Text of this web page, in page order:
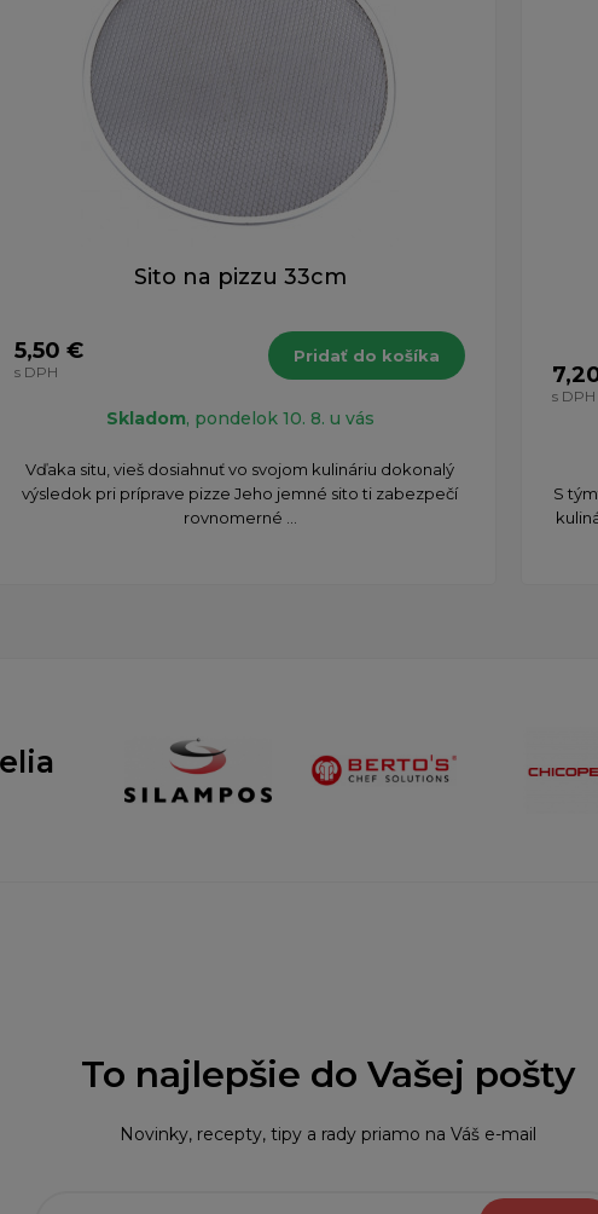
Sito na pizzu 33cm
5,50 €
s DPH
Pridať do košíka
Skladom, pondelok 10. 8. u vás
​Vďaka situ, vieš dosiahnuť vo svojom kulináriu dokonalý
výsledok pri príprave pizze Jeho jemné sito ti zabezpečí
rovnomerné ...
s DPH
​S
To najlepšie do Vašej pošty
Novinky, recepty, tipy a rady priamo na Váš e-mail